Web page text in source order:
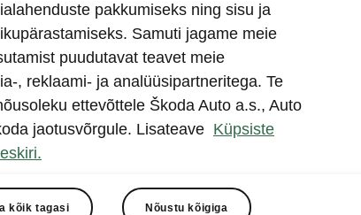
QR-kood
Soovid Enyaq Coupé
ära kasutada? Selleks
koodi ning hetke
videojuhiseid, kuidas
pakkumiseks ning sisu ja
Samuti jagame meie
puudutavat teavet meie
, reklaami- ja analüüsipartneritega. Te
ettevõttele Škoda Auto a.s., Auto
jaotusvõrgule. Lisateave Küpsiste
kõik tagasi Nõustu kõigiga